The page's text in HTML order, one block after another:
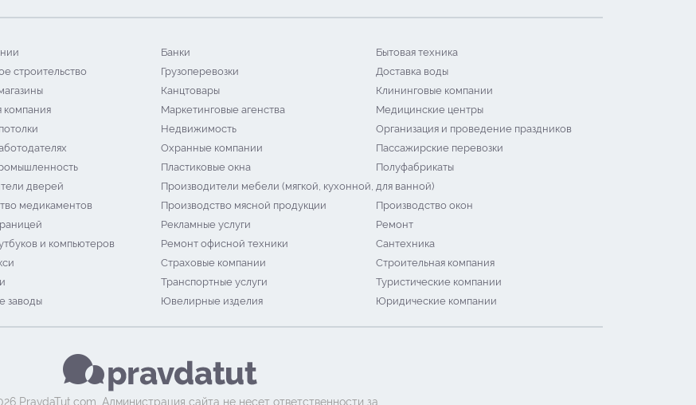
Банки
Бытовая техника
строительство Грузоперевозки
Доставка воды
Канцтовары
Клининговые компании
компания Маркетинговые агенства
Медицинские центры
Недвижимость
Организация и проведение праздников
Охранные компании
Пассажирские перевозки
Пластиковые окна
Полуфабрикаты
дверей
Производители мебели (мягкой, кухонной, для ванной)
медикаментов Производство мясной продукции
Производство окон
Рекламные услуги
Ремонт
и компьютеров Ремонт офисной техники
Сантехника
Страховые компании
Строительная компания
Транспортные услуги
Туристические компании
заводы Ювелирные изделия Юридические компании
PravdaTut.com. Администрация сайта не несет ответственности за